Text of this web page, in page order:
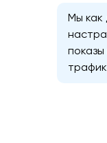
Мы как